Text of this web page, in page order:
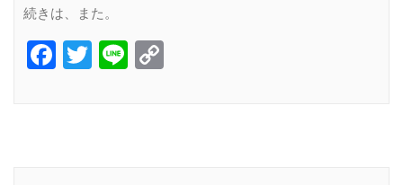
続きは、また。
Facebook
Twitter
Line